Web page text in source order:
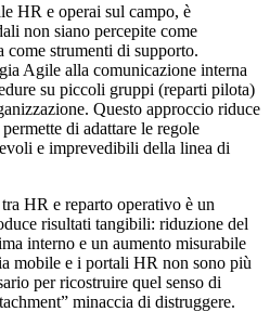
HR e operai sul campo, è
non siano percepite come
come strumenti di supporto.
Agile alla comunicazione interna
su piccoli gruppi (reparti pilota)
Questo approccio riduce
di adattare le regole
e imprevedibili della linea di
HR e reparto operativo è un
risultati tangibili: riduzione del
interno e un aumento misurabile
mobile e i portali HR non sono più
per ricostruire quel senso di
minaccia di distruggere.